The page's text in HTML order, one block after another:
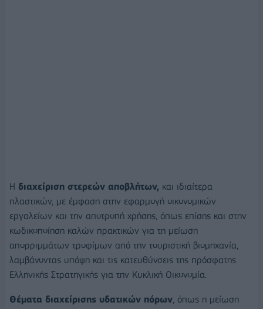
Η διαχείριση στερεών αποβλήτων, και ιδιαίτερα
πλαστικών, με έμφαση στην εφαρμογή οικονομικών
εργαλείων και την αποτροπή χρήσης, όπως επίσης και στην
κωδικοποίηση καλών πρακτικών για τη μείωση
απορριμμάτων τροφίμων από την τουριστική βιομηχανία,
λαμβάνοντας υπόψη και τις κατευθύνσεις της πρόσφατης
Ελληνικής Στρατηγικής για την Κυκλική Οικονομία.
Θέματα διαχείρισης υδατικών πόρων , όπως η μείωση